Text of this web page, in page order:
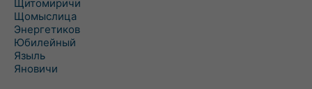
Щитомиричи
Щомыслица
Энергетиков
Юбилейный
Языль
Яновичи